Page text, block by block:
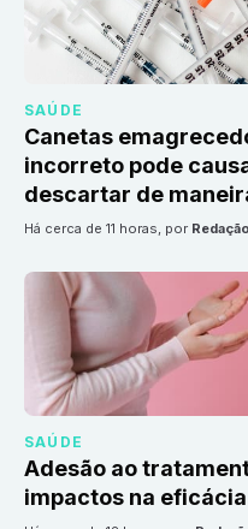
SAÚDE
Canetas
incorreto pode
descartar de
há cerca de 11 horas, por
SAÚDE
Adesão ao
impactos na